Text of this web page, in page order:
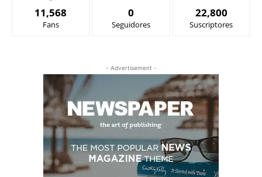
11,568
Fans
0
Seguidores
22,800
Suscriptores
- Advertisement -